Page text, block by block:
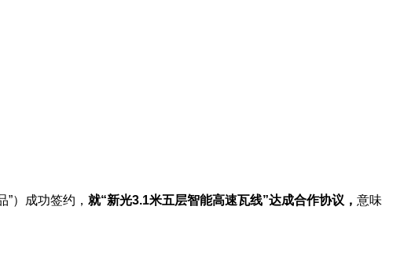
）成功签约， 就“新光3.1米五层智能高速瓦线”达成合作协议， 意味